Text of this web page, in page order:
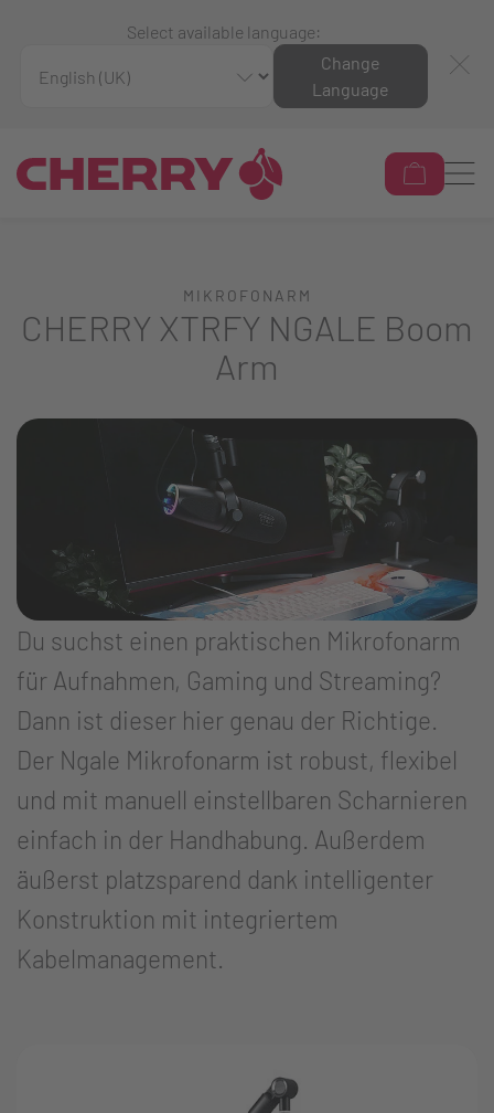
Select available language:
Change
Language
MIKROFONARM
CHERRY XTRFY NGALE Boom
Arm
Du suchst einen praktischen Mikrofonarm
für Aufnahmen, Gaming und Streaming?
Dann ist dieser hier genau der Richtige.
Der Ngale Mikrofonarm ist robust, flexibel
und mit manuell einstellbaren Scharnieren
einfach in der Handhabung. Außerdem
äußerst platzsparend dank intelligenter
Konstruktion mit integriertem
Kabelmanagement.